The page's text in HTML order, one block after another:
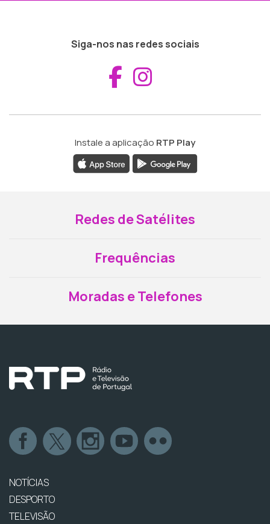
Siga-nos nas redes sociais
Aceder ao
Instale a aplicação RTP Play
Redes de Satélites
Frequências
Moradas e Telefones
NOTÍCIAS
DESPORTO
TELEVISÃO